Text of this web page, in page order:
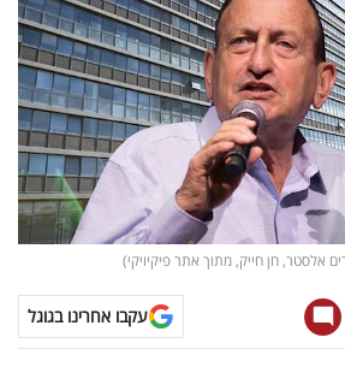
עקבו אחרינו בגוגל